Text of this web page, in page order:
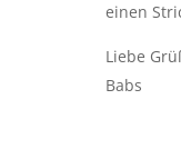
einen
Liebe
Babs